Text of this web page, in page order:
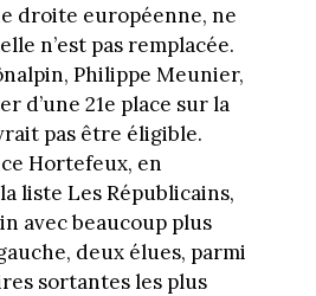
droite européenne, ne
n’est pas remplacée.
Philippe Meunier,
d’une 21e place sur la
pas être éligible.
Hortefeux, en
liste Les Républicains,
avec beaucoup plus
deux élues, parmi
sortantes les plus